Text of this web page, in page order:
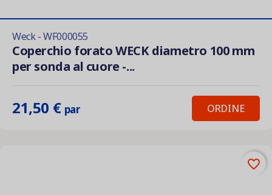
Weck - WF000055
Coperchio forato WECK diametro 100 mm
per sonda al cuore -...
21,50 € par ORDINE
favorite_border